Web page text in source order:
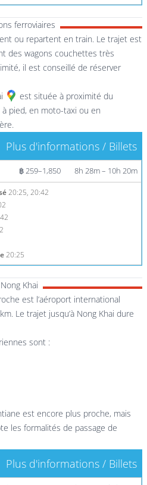
ferroviaires
ou repartent en train. Le trajet est
des wagons couchettes très
il est conseillé de réserver
est située à proximité du
pied, en moto-taxi ou en
Plus d'informations / Billets
฿ 259–1,850 8h 28m – 10h 20m
20:25, 20:42
20:25
Khai
est l’aéroport international
Le trajet jusqu’à Nong Khai dure
sont :
est encore plus proche, mais
les formalités de passage de
Plus d'informations / Billets